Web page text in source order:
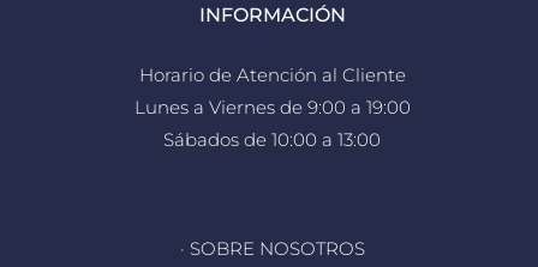
INFORMACIÓN
Horario de Atención al Cliente
Lunes a Viernes de 9:00 a 19:00
Sábados de 10:00 a 13:00
· SOBRE NOSOTROS